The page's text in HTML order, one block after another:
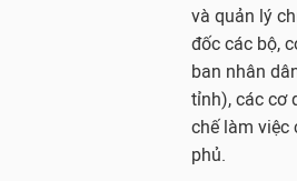
và quản lý
đốc các bộ,
ban nhân
tỉnh), các cơ
chế làm việc
phủ.